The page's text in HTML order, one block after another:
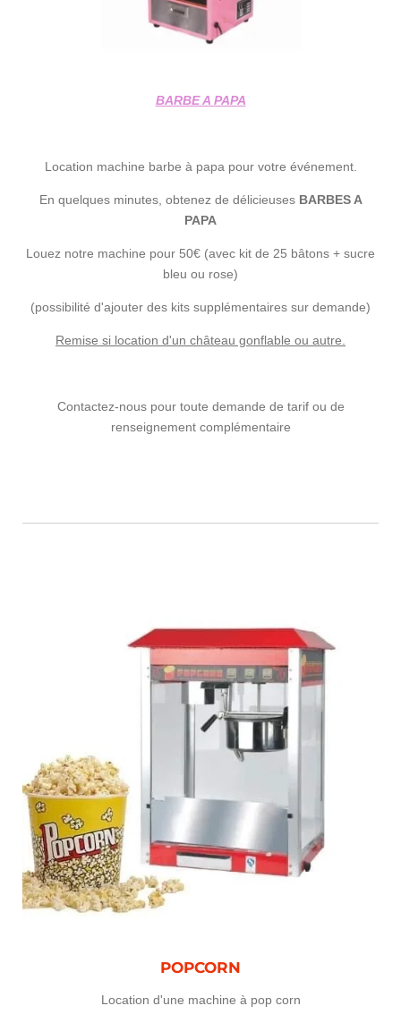
BARBE A PAPA
Location machine barbe à papa pour votre événement.
En quelques minutes, obtenez de délicieuses BARBES A
PAPA
Louez notre machine pour 50€ (avec kit de 25 bâtons + sucre
bleu ou rose)
(possibilité d'ajouter des kits supplémentaires sur demande)
Remise si location d'un château gonflable ou autre.
Contactez-nous pour toute demande de tarif ou de
renseignement complémentaire
POPCORN
Location d'une machine à pop corn